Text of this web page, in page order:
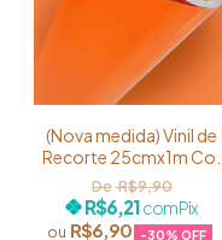
(Nova medida) Vinil de
Recorte 25cmx1m Cor
Laranja
R$6,90 -30% OFF
R$9,90
R$6,21comPix